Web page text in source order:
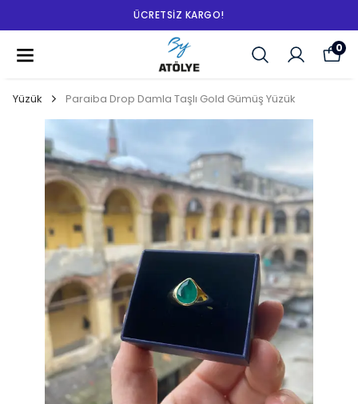
ÜCRETSIZ KARGO!
0
Yüzük Paraiba Drop Damla Taşlı Gold Gümüş Yüzük